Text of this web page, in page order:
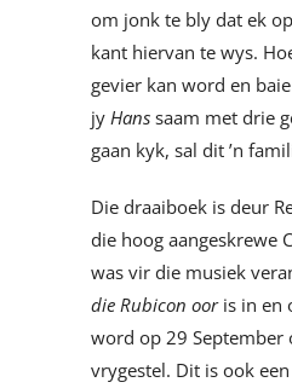
om jonk te bly dat ek
kant hiervan te wys.
gevier kan word en
jy Hanssaam met drie
gaan kyk, sal dit ’n
Die draaiboek is deur
die hoog aangeskrewe
was vir die musiek
die Rubicon ooris in en
word op 29
vrygestel. Dit is ook